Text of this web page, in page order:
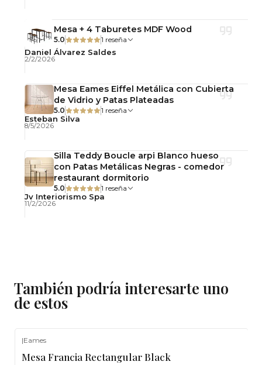
Mesa + 4 Taburetes MDF Wood
5.0 1 reseña
Daniel Álvarez Saldes
2/2/2026
Mesa Eames Eiffel Metálica con Cubierta
de Vidrio y Patas Plateadas
5.0 1 reseña
Esteban Silva
8/5/2026
Silla Teddy Boucle arpi Blanco hueso
con Patas Metálicas Negras - comedor
restaurant dormitorio
5.0 1 reseña
Jv Interiorismo Spa
11/2/2026
También podría interesarte uno
de estos
|Eames
Mesa Francia Rectangular Black